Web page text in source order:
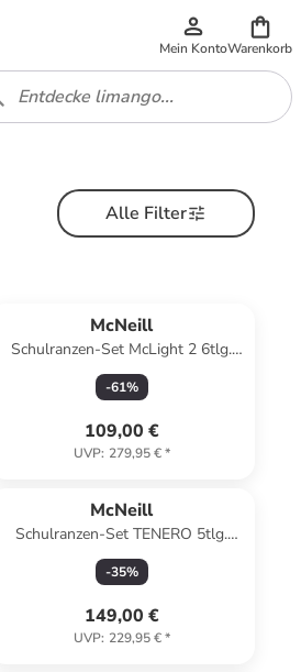
Mein KontoWarenkorb
Alle Filter
McNeill
Schulranzen-Set McLight 2 6tlg.
STAR in blau
-61%
109,00 €
UVP: 279,95 €*
McNeill
Schulranzen-Set TENERO 5tlg.
BARBA in pink
-35%
149,00 €
UVP: 229,95 €*